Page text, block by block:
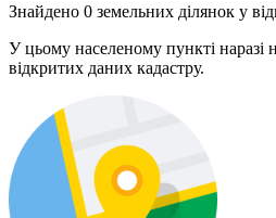
Знайдено 0 земельних ділянок у
У цьому населеному пункті наразі
відкритих даних кадастру.